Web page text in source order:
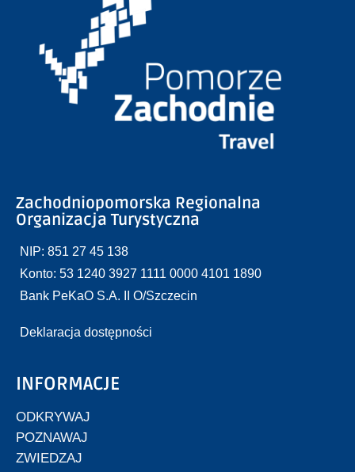
Zachodniopomorska Regionalna
Organizacja Turystyczna
NIP: 851 27 45 138
Konto: 53 1240 3927 1111 0000 4101 1890
Bank PeKaO S.A. II O/Szczecin
Deklaracja dostępności
INFORMACJE
ODKRYWAJ
POZNAWAJ
ZWIEDZAJ